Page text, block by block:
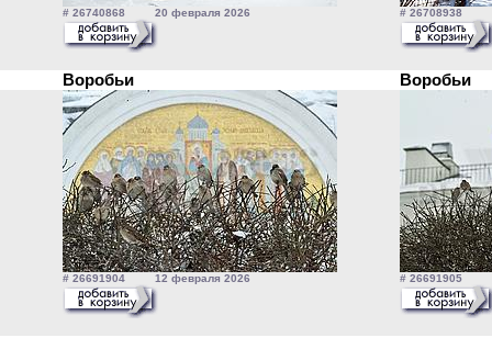
# 26740868 20 февраля 2026 # 26708938
Воробьи Воробьи
# 26691904 12 февраля 2026 # 26691905